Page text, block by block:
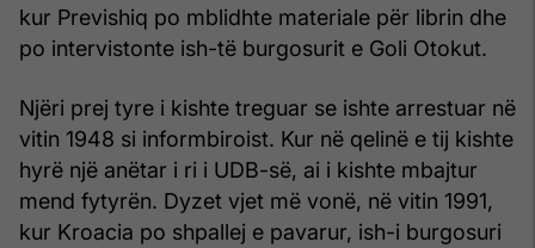
kur Previshiq po mblidhte materiale për librin dhe
po intervistonte ish-të burgosurit e Goli Otokut.
Njëri prej tyre i kishte treguar se ishte arrestuar në
vitin 1948 si informbiroist. Kur në qelinë e tij kishte
hyrë një anëtar i ri i UDB-së, ai i kishte mbajtur
mend fytyrën. Dyzet vjet më vonë, në vitin 1991,
kur Kroacia po shpallej e pavarur, ish-i burgosuri